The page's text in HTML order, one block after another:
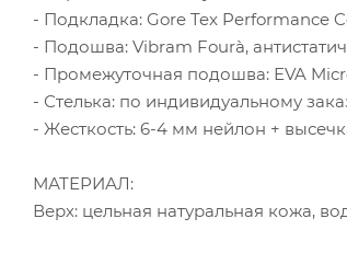
- Подкладка: Gore Tex Performance
- Подошва: Vibram Fourà,
- Промежуточная подошва: ЕVA
- Стелька: по индивидуальному
- Жесткость: 6-4 мм нейлон +
МАТЕРИАЛ:
Верх: цельная натуральная кожа,